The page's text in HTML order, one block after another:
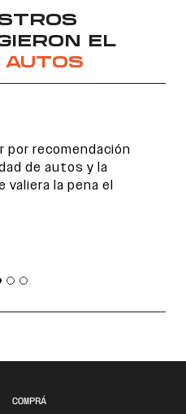
EL
AUTOS
por recomendación
de autos y la
la pena el
COMPRÁ